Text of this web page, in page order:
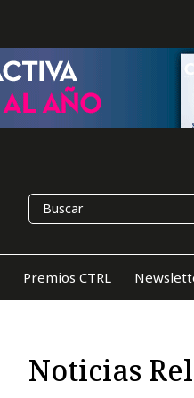
Premios CTRL
Noticias